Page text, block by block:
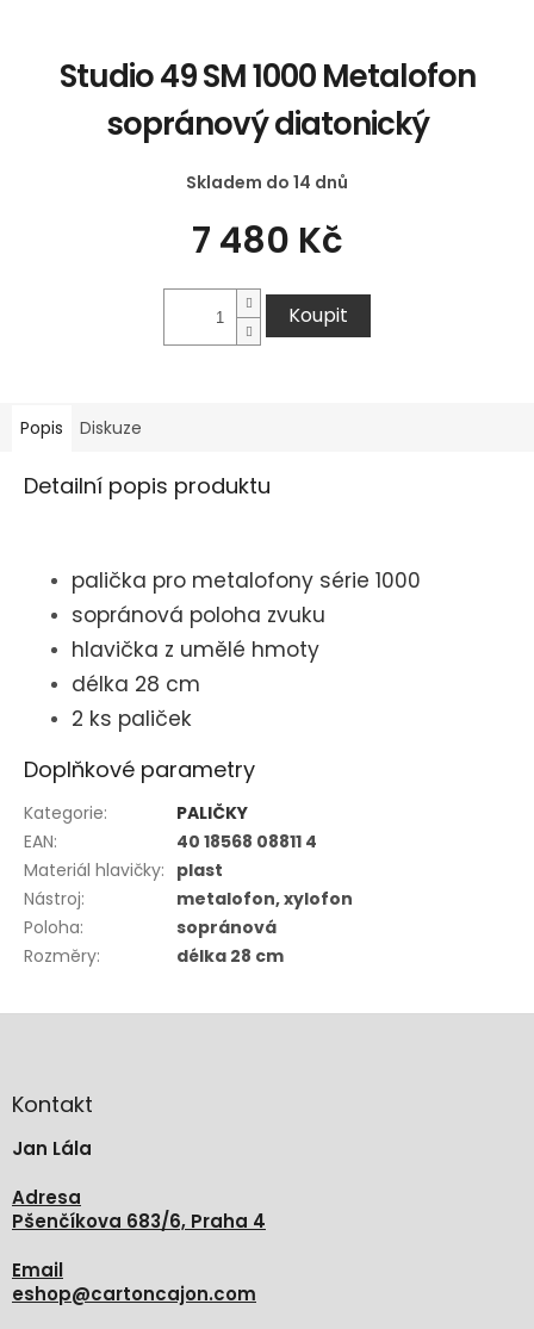
Studio 49 SM 1000 Metalofon
sopránový diatonický
Skladem do 14 dnů
7 480 Kč
Koupit
Popis Diskuze
Detailní popis produktu
palička pro metalofony série 1000
sopránová poloha zvuku
hlavička z umělé hmoty
délka 28 cm
2 ks paliček
Doplňkové parametry
Kategorie:
PALIČKY
EAN:
40 18568 08811 4
Materiál hlavičky: plast
Nástroj:
metalofon, xylofon
Poloha:
sopránová
Rozměry: délka 28 cm
aKontakt
Jan Lála
Adresa
Pšenčíkova 683/6, Praha 4
Email
eshop@cartoncajon.com